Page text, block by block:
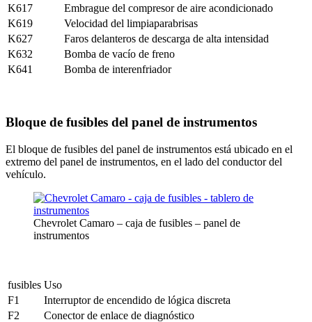
K617
Embrague del compresor de aire acondicionado
K619
Velocidad del limpiaparabrisas
K627
Faros delanteros de descarga de alta intensidad
K632
Bomba de vacío de freno
K641
Bomba de interenfriador
Bloque de fusibles del panel de instrumentos
El bloque de fusibles del panel de instrumentos está ubicado en el
extremo del panel de instrumentos, en el lado del conductor del
vehículo.
Chevrolet Camaro – caja de fusibles – panel de
instrumentos
fusibles Uso
F1
Interruptor de encendido de lógica discreta
F2
Conector de enlace de diagnóstico